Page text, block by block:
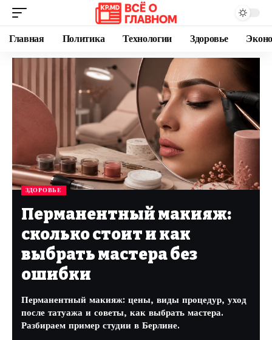
Главная Политика Технологии Здоровье
ЗДОРОВЬЕ
Перманентный макияж:
сколько стоит и как
выбрать мастера без
ошибки
Перманентный макияж: цены, виды процедур, уход
после татуажа и советы, как выбрать мастера.
Разбираем пример студии в Берлине.